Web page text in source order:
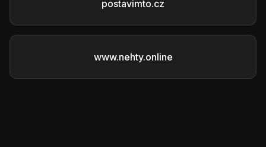
postavimto.cz
www.nehty.online